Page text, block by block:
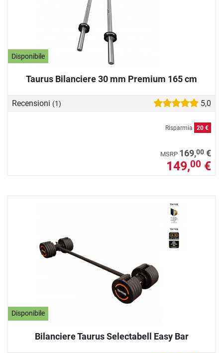
Disponibile
Taurus Bilanciere 30 mm Premium 165 cm
Recensioni (1) 5,0
Risparmia 20 €
MSRP 169,00 €
149,00 €
Disponibile
Bilanciere Taurus Selectabell Easy Bar